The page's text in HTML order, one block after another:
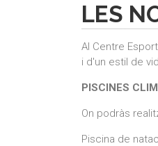
LES
Al Centre
i d'un estil de
PISCINES
On podràs
Piscina de